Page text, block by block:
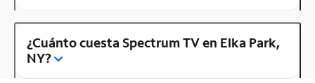
¿Cuánto cuesta Spectrum TV en Elka Park,
NY?